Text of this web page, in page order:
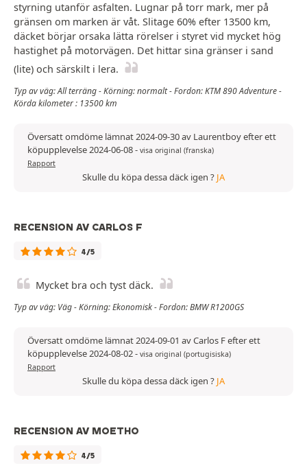
styrning utanför asfalten. Lugnar på torr mark, mer på
gränsen om marken är våt. Slitage 60% efter 13500 km,
däcket börjar orsaka lätta rörelser i styret vid mycket hög
hastighet på motorvägen. Det hittar sina gränser i sand
(lite) och särskilt i lera.
Typ av väg: All terräng - Körning: normalt - Fordon: KTM 890 Adventure -
Körda kilometer : 13500 km
Översatt omdöme lämnat 2024-09-30 av Laurentboy efter ett
köpupplevelse 2024-06-08- visa original (franska)
Rapport
Skulle du köpa dessa däck igen ? JA
RECENSION AV CARLOS F
4/5
Mycket bra och tyst däck.
Typ av väg: Väg - Körning: Ekonomisk - Fordon: BMW R1200GS
Översatt omdöme lämnat 2024-09-01 av Carlos F efter ett
köpupplevelse 2024-08-02- visa original (portugisiska)
Rapport
Skulle du köpa dessa däck igen ? JA
RECENSION AV MOETHO
4/5